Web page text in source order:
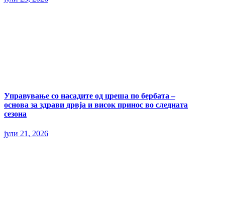
Управување со насадите од цреша по бербата –
основа за здрави дрвја и висок принос во следната
сезона
јули 21, 2026